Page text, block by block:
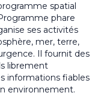
spatial
phare
ses activités
mer, terre,
Il fournit des
librement
informations fiables
environnement.